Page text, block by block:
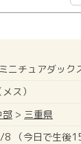
ニチュアダック
ス）
部 > 三重県
（今日で生後